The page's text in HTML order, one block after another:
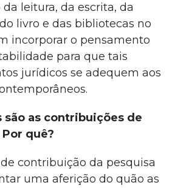
leitura, da escrita, da
livro e das bibliotecas no
incorporar o pensamento
para que tais
jurídicos se adequem aos
são as contribuições de
quê?
contribuição da pesquisa
uma aferição do quão as